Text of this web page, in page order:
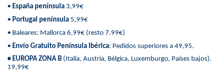
• España península 3,99€
• Portugal península 5,99€
• Baleares: Mallorca 6,99€ (resto 7.99€)
• Envío Gratuito Península Ibérica: Pedidos superiores a 49,95.
• EUROPA ZONA B (Italia, Austria, Bélgica, Luxemburgo, Países bajos).
19,99€